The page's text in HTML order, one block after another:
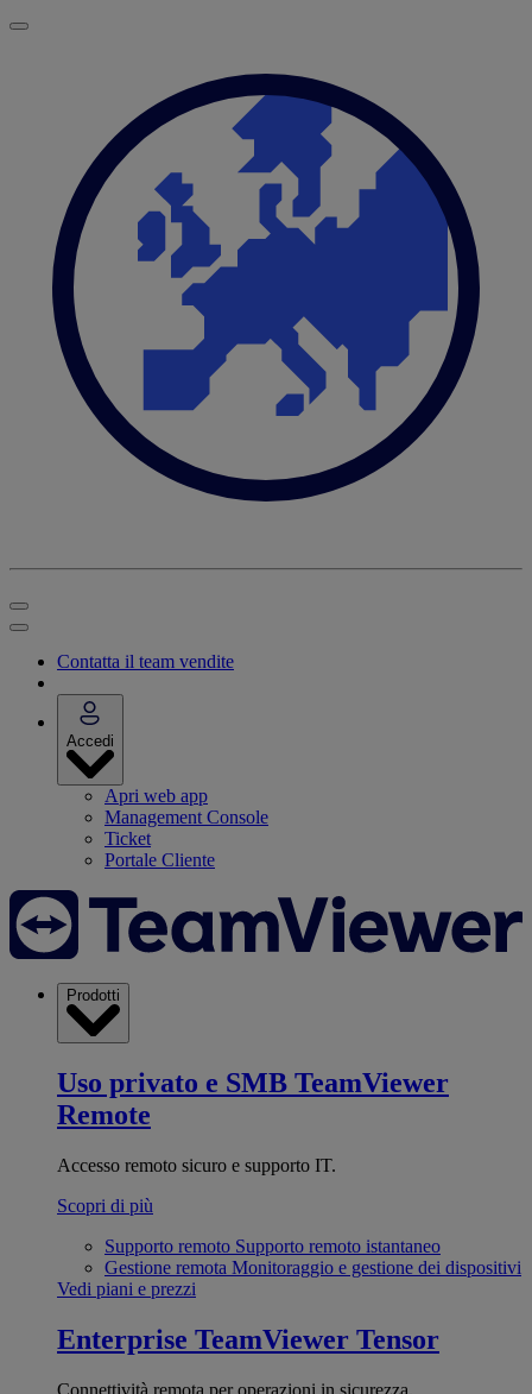
Contatta il team vendite
Accedi
Apri web app
Management Console
Ticket
Portale Cliente
Prodotti
Uso privato e SMB TeamViewer
Remote
Accesso remoto sicuro e supporto IT.
Scopri di più
Supporto remoto Supporto remoto istantaneo
Gestione remota Monitoraggio e gestione dei dispositivi
Vedi piani e prezzi
Enterprise TeamViewer Tensor
Connettività remota per operazioni in sicurezza.